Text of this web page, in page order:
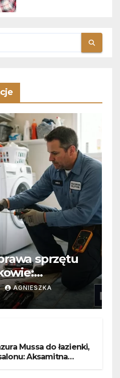
sprzętu
w Poznaniu
AGNIESZKA
Mussa do łazienki,
Aksamitna